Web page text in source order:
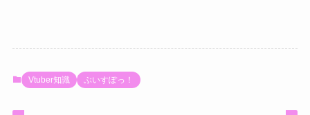
Vtuber知識 ぶいすぽっ！